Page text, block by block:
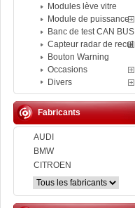
Modules lève vitre
Module de puissance
Banc de test CAN BUS
Capteur radar de recul
Bouton Warning
Occasions
Divers
Fabricants
AUDI
BMW
CITROEN